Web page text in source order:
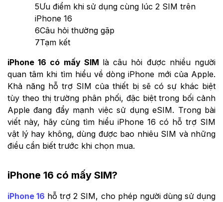
5Ưu điểm khi sử dụng cùng lúc 2 SIM trên
iPhone 16
6Câu hỏi thường gặp
7Tạm kết
iPhone 16 có mấy SIM là câu hỏi được nhiều người
quan tâm khi tìm hiểu về dòng iPhone mới của Apple.
Khả năng hỗ trợ SIM của thiết bị sẽ có sự khác biệt
tùy theo thị trường phân phối, đặc biệt trong bối cảnh
Apple đang đẩy mạnh việc sử dụng eSIM. Trong bài
viết này, hãy cùng tìm hiểu iPhone 16 có hỗ trợ SIM
vật lý hay không, dùng được bao nhiêu SIM và những
điều cần biết trước khi chọn mua.
iPhone 16 có mấy SIM?
iPhone 16 hỗ trợ 2 SIM, cho phép người dùng sử dụng